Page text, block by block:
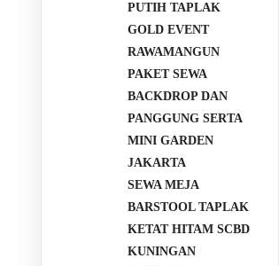
PUTIH TAPLAK
GOLD EVENT
RAWAMANGUN
PAKET SEWA
BACKDROP DAN
PANGGUNG SERTA
MINI GARDEN
JAKARTA
SEWA MEJA
BARSTOOL TAPLAK
KETAT HITAM SCBD
KUNINGAN